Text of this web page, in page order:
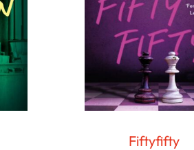
Fiftyfifty